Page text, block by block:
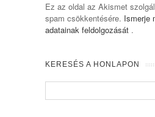
Ez az oldal az Akismet
spam csökkentésére. Ismerje
adatainak feldolgozását .
KERESÉS A HONLAPON